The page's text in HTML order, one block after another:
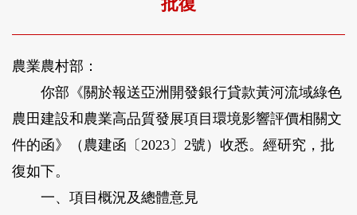
農業農村部：
你部《關於報送亞洲開發銀行貸款黃河流域綠色
農田建設和農業高品質發展項目環境影響評價相關文
件的函》（農建函〔2023〕2號）收悉。經研究，批
復如下。
一、項目概況及總體意見